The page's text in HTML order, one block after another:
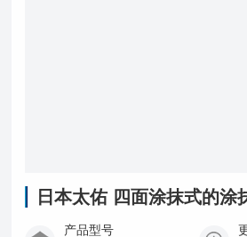
日本太佑 四面涂抹式的涂
产品型号